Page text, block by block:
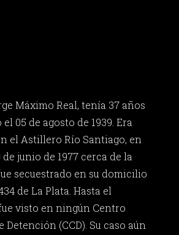
Máximo Real, tenía 37 años
05 de agosto de 1939. Era
el Astillero Río Santiago, en
de junio de 1977 cerca de la
secuestrado en su domicilio
de La Plata. Hasta el
visto en ningún Centro
Detención (CCD). Su caso aún